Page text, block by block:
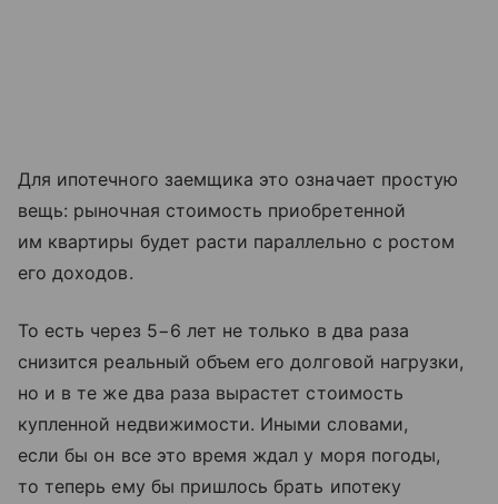
Для ипотечного заемщика это означает простую
вещь: рыночная стоимость приобретенной
им квартиры будет расти параллельно с ростом
его доходов.
То есть через 5−6 лет не только в два раза
снизится реальный объем его долговой нагрузки,
но и в те же два раза вырастет стоимость
купленной недвижимости. Иными словами,
если бы он все это время ждал у моря погоды,
то теперь ему бы пришлось брать ипотеку